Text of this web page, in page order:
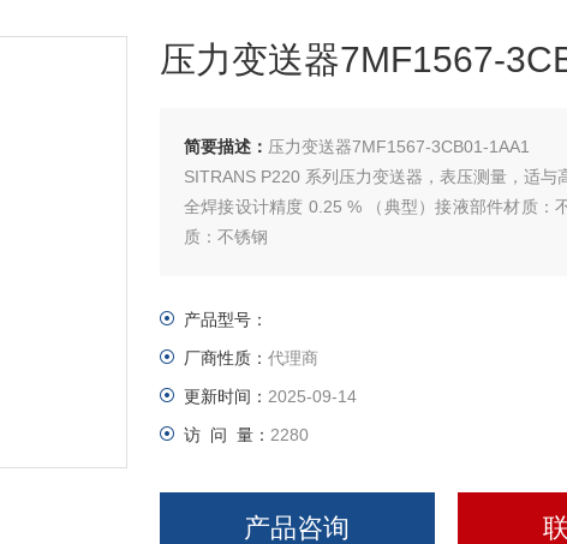
压力变送器7MF1567-
简要描述： 压力变送器7MF1567-3CB01-1AA1
SITRANS P220 系列压力变送器，表压测量，适与
全焊接设计精度 0.25 % （典型）接液部件材质：
质：不锈钢
产品型号：
厂商性质： 代理商
更新时间： 2025-09-14
访 问 量： 2280
产品咨询